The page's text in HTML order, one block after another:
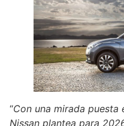
“Con una mirada puesta
Nissan plantea para